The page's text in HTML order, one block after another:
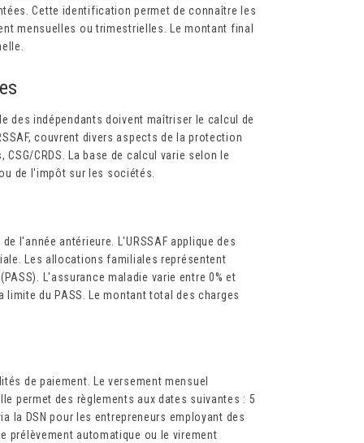
Cette identification permet de connaître les
mensuelles ou trimestrielles. Le montant final
des indépendants doivent maîtriser le calcul de
couvrent divers aspects de la protection
CRDS. La base de calcul varie selon le
de l'impôt sur les sociétés.
l'année antérieure. L'URSSAF applique des
Les allocations familiales représentent
L'assurance maladie varie entre 0% et
limite du PASS. Le montant total des charges
de paiement. Le versement mensuel
permet des règlements aux dates suivantes : 5
la DSN pour les entrepreneurs employant des
prélèvement automatique ou le virement